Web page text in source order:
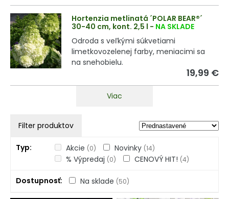
Hortenzia metlinatá ´POLAR BEAR®´
30-40 cm, kont. 2,5 l - NA SKLADE
Odroda s veľkými súkvetiami
limetkovozelenej farby, meniacimi sa
na snehobielu.
19,99 €
Viac
Filter produktov
Typ Akcie (0) Novinky (14)
% Výpredaj (0) CENOVÝ HIT! (4)
Dostupnosť Na sklade (50)